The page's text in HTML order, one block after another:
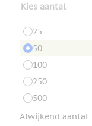
Kies aantal
25
50
100
250
500
Afwijkend aantal